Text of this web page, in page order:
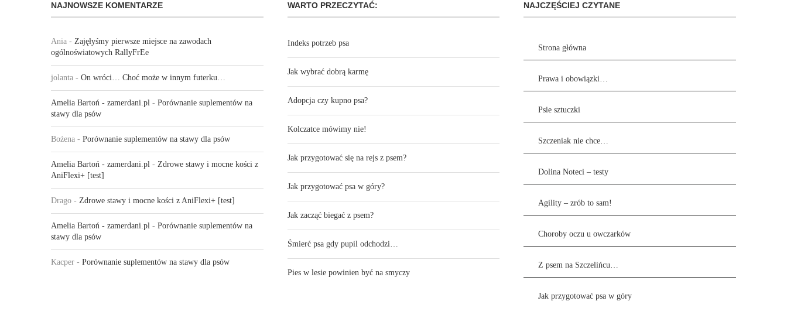
NAJNOWSZE KOMENTARZE
Ania - Zajęłyśmy pierwsze miejsce na zawodach
ogólnoświatowych RallyFrEe
jolanta - On wróci… Choć może w innym futerku…
Amelia Bartoń - zamerdani.pl - Porównanie suplementów na
stawy dla psów
Bożena - Porównanie suplementów na stawy dla psów
Amelia Bartoń - zamerdani.pl - Zdrowe stawy i mocne kości z
AniFlexi+ [test]
Drago - Zdrowe stawy i mocne kości z AniFlexi+ [test]
Amelia Bartoń - zamerdani.pl - Porównanie suplementów na
stawy dla psów
Kacper - Porównanie suplementów na stawy dla psów
WARTO PRZECZYTAĆ:
Indeks potrzeb psa
Jak wybrać dobrą karmę
Adopcja czy kupno psa?
Kolczatce mówimy nie!
Jak przygotować się na rejs z psem?
Jak przygotować psa w góry?
Jak zacząć biegać z psem?
Śmierć psa gdy pupil odchodzi…
Pies w lesie powinien być na smyczy
NAJCZĘŚCIEJ CZYTANE
Strona główna
Prawa i obowiązki…
Psie sztuczki
Szczeniak nie chce…
Dolina Noteci – testy
Agility – zrób to sam!
Choroby oczu u owczarków
Z psem na Szczelińcu…
Jak przygotować psa w góry